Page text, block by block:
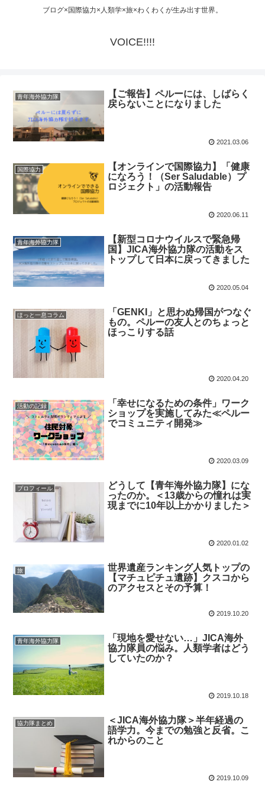
ブログ×国際協力×人類学×旅×わくわくが生み出す世界。
VOICE!!!!
青年海外協力隊
【ご報告】ペルーには、しばらく
戻らないことになりました
2021.03.06
国際協力
【オンラインで国際協力】「健康
になろう！（Ser Saludable）プ
ロジェクト」の活動報告
2020.06.11
青年海外協力隊
【新型コロナウイルスで緊急帰
国】JICA海外協力隊の活動をス
トップして日本に戻ってきました
2020.05.04
ほっと一息コラム
「GENKI」と思わぬ帰国がつなぐ
もの。ペルーの友人とのちょっと
ほっこりする話
2020.04.20
活動の記録
「幸せになるための条件」ワーク
ショップを実施してみた≪ペルー
でコミュニティ開発≫
2020.03.09
プロフィール
どうして【青年海外協力隊】にな
ったのか。＜13歳からの憧れは実
現までに10年以上かかりました＞
2020.01.02
旅
世界遺産ランキング人気トップの
【マチュピチュ遺跡】クスコから
のアクセスとその予算！
2019.10.20
青年海外協力隊
「現地を愛せない…」JICA海外
協力隊員の悩み。人類学者はどう
していたのか？
2019.10.18
協力隊まとめ
＜JICA海外協力隊＞半年経過の
語学力。今までの勉強と反省。こ
れからのこと
2019.10.09